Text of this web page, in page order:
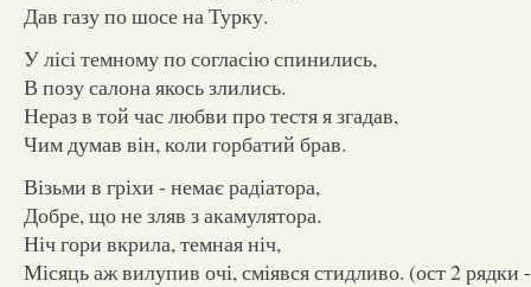
Дав газу по шосе на Турку.
У лісі темному по согласію спинились,
В позу салона якось злились.
Нераз в той час любви про тестя я згадав,
Чим думав він, коли горбатий брав.
Візьми в гріхи - немає радіатора,
Добре, що не зляв з акамулятора.
Ніч гори вкрила, темная ніч,
Місяць аж вилупив очі, сміявся стидливо. (ост 2 рядки